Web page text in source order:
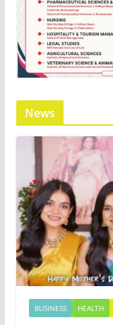
News
BUSINESS HEALTH